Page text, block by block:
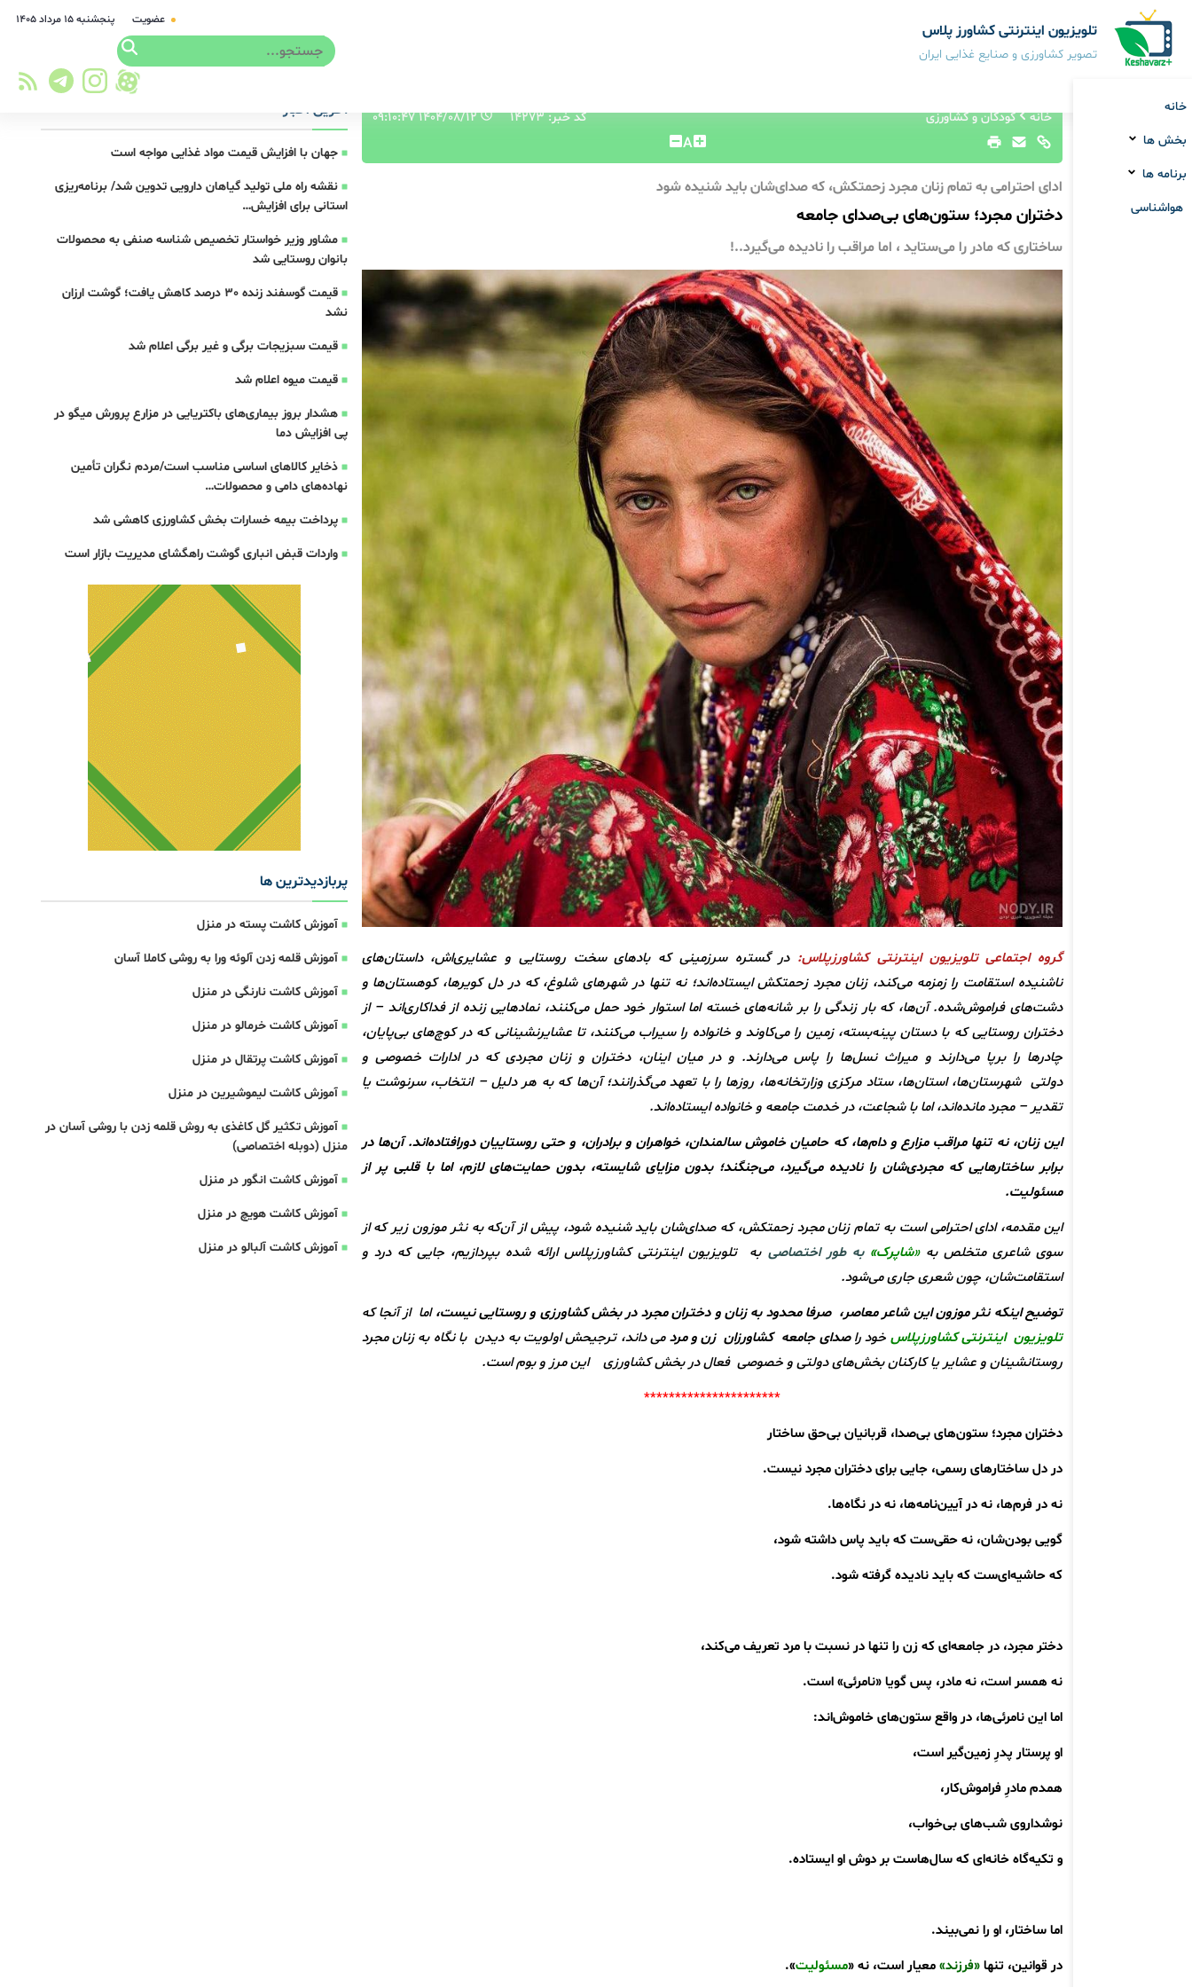
تلویزیون اینترنتی کشاورز پلاس
تصویر کشاورزی و صنایع غذایی ایران
عضویت پنجشنبه ۱۵ مرداد ۱۴۰۵
خانه
بخش ها
برنامه ها
هواشناسی
خانه کودکان و کشاورزی کد خبر: 14273 ۱۴۰۴/۰۸/۱۲ ۰۹:۱۰:۴۷
A
ادای احترامی‌ به تمام زنان مجرد زحمتکش، که صدای‌شان باید شنیده شود
دختران مجرد؛ ستون‌های بی‌صدای جامعه‌
ساختاری که مادر را می‌ستاید ، اما مراقب را نادیده می‌گیرد..!
گروه اجتماعی تلویزیون اینترنتی کشاورزپلاس: در گستره‌ سرزمینی که بادهای سخت روستایی و عشایری‌اش، داستان‌های
ناشنیده‌ استقامت را زمزمه می‌کند، زنان مجرد زحمتکش ایستاده‌اند؛ نه تنها در شهرهای شلوغ، که در دل کویرها، کوهستان‌ها و
دشت‌های فراموش‌شده. آن‌ها، که بار زندگی را بر شانه‌های خسته اما استوار خود حمل می‌کنند، نمادهایی زنده از فداکاری‌اند – از
دختران روستایی که با دستان پینه‌بسته، زمین را می‌کاوند و خانواده را سیراب می‌کنند، تا عشایرنشینانی که در کوچ‌های بی‌پایان،
چادرها را برپا می‌دارند و میراث نسل‌ها را پاس می‌دارند. و در میان اینان، دختران و زنان مجردی که در ادارات خصوصی و
دولتی شهرستان‌ها، استان‌ها، ستاد مرکزی وزارتخانه‌ها، روزها را با تعهد می‌گذرانند؛ آن‌ها که به هر دلیل – انتخاب، سرنوشت یا
تقدیر – مجرد مانده‌اند، اما با شجاعت، در خدمت جامعه و خانواده ایستاده‌اند.
این زنان، نه تنها مراقب مزارع و دام‌ها، که حامیان خاموش سالمندان، خواهران و برادران، و حتی روستاییان دورافتاده‌اند. آن‌ها در
برابر ساختارهایی که مجردی‌شان را نادیده می‌گیرد، می‌جنگند؛ بدون مزایای شایسته، بدون حمایت‌های لازم، اما با قلبی پر از
مسئولیت.
این مقدمه، ادای احترامی‌ است به تمام زنان مجرد زحمتکش، که صدای‌شان باید شنیده شود، پیش از آن‌که به نثر موزون زیر که از
سوی شاعری متخلص به «شاپرک»به طور اختصاصی به تلویزیون اینترنتی کشاورزپلاس ارائه شده بپردازیم، جایی که درد و
استقامت‌شان، چون شعری جاری می‌شود.
توضیح اینکه نثر موزون این شاعر معاصر، صرفا محدود به زنان و دختران مجرد در بخش کشاورزی و روستایی نیست،اما از آنجا که
تلویزیون اینترنتی کشاورزپلاس خود راصدای جامعه کشاورزان زن و مردمی داند، ترجیحش اولویت به دیدن با نگاه به زنان مجرد
روستانشینان و عشایر یا کارکنان بخش‌های دولتی و خصوصی فعال در بخش کشاورزی این مرز و بوم است.
**********************
دختران مجرد؛ ستون‌های بی‌صدا، قربانیان بی‌حق ساختار
در دل ساختارهای رسمی، جایی برای دختران مجرد نیست.
نه در فرم‌ها، نه در آیین‌نامه‌ها، نه در نگاه‌ها.
گویی بودن‌شان، نه حقی‌ست که باید پاس داشته شود،
که حاشیه‌ای‌ست که باید نادیده گرفته شود.
دختر مجرد، در جامعه‌ای که زن را تنها در نسبت با مرد تعریف می‌کند،
نه همسر است، نه مادر، پس گویا «نامرئی» است.
اما این نامرئی‌ها، در واقع ستون‌های خاموش‌اند:
او پرستار پدرِ زمین‌گیر است،
همدم مادرِ فراموش‌کار،
نوشداروی شب‌های بی‌خواب،
و تکیه‌گاه خانه‌ای که سال‌هاست بر دوش او ایستاده.
اما ساختار، او را نمی‌بیند.
در قوانین، تنها«فرزند»معیار است، نه «مسئولیت».
آخرین اخبار
جهان با افزایش قیمت مواد غذایی مواجه است
نقشه راه ملی تولید گیاهان دارویی تدوین شد/ برنامه‌ریزی
استانی برای افزایش…
مشاور وزیر خواستار تخصیص شناسه صنفی به محصولات
بانوان روستایی شد
قیمت گوسفند زنده 30 درصد کاهش یافت؛ گوشت ارزان
نشد
قیمت سبزیجات برگی و غیر برگی اعلام شد
قیمت میوه اعلام شد
هشدار بروز بیماری‌های باکتریایی در مزارع پرورش میگو در
پی افزایش دما
ذخایر کالاهای اساسی مناسب است/مردم نگران تأمین
نهاده‌های دامی و محصولات…
پرداخت بیمه خسارات بخش کشاورزی کاهشی شد
واردات قبض‌ انباری گوشت راهگشای مدیریت بازار است
پربازدیدترین ها
آموزش کاشت پسته در منزل
آموزش قلمه زدن آلوئه ورا به روشی کاملا آسان
آموزش کاشت نارنگی در منزل
آموزش کاشت خرمالو در منزل
آموزش کاشت پرتقال در منزل
آموزش کاشت لیموشیرین در منزل
آموزش تکثیر گل کاغذی به روش قلمه زدن با روشی آسان در
منزل (دوبله اختصاصی)
آموزش کاشت انگور در منزل
آموزش کاشت هویچ در منزل
آموزش کاشت آلبالو در منزل